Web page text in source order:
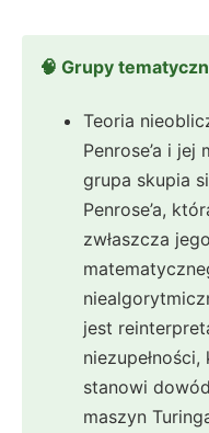
🧠 Grupy
Teoria
Penrose’a i
grupa skupia
Penrose’a,
zwłaszcza
jest
niezupełności,
stanowi
maszyn